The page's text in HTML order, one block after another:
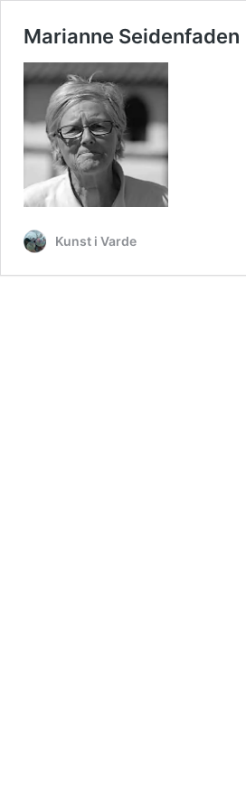
Marianne Seidenfaden
Kunst i Varde